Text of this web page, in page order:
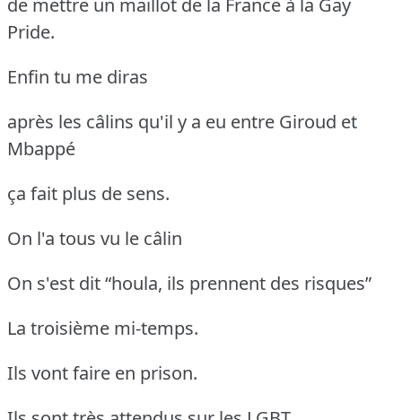
Pride.
Enfin tu me diras
après les câlins qu'il y a eu entre Giroud et
Mbappé
ça fait plus de sens.
On l'a tous vu le câlin
On s'est dit “houla, ils prennent des risques”
La troisième mi-temps.
Ils vont faire en prison.